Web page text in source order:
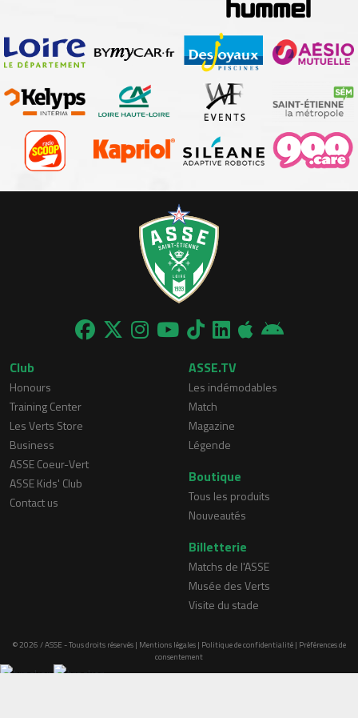
Club
Honours
Training Center
Les Verts Store
Business
ASSE Coeur-Vert
ASSE Kids' Club
Contact us
ASSE.TV
Les indémodables
Match
Magazine
Légende
Boutique
Tous les produits
Nouveautés
Billetterie
Matchs de l'ASSE
Musée des Verts
Visite du stade
© 2026 / ASSE - Tous droits réservés | Mentions légales| Politique de confidentialité| Préférences de
consentement